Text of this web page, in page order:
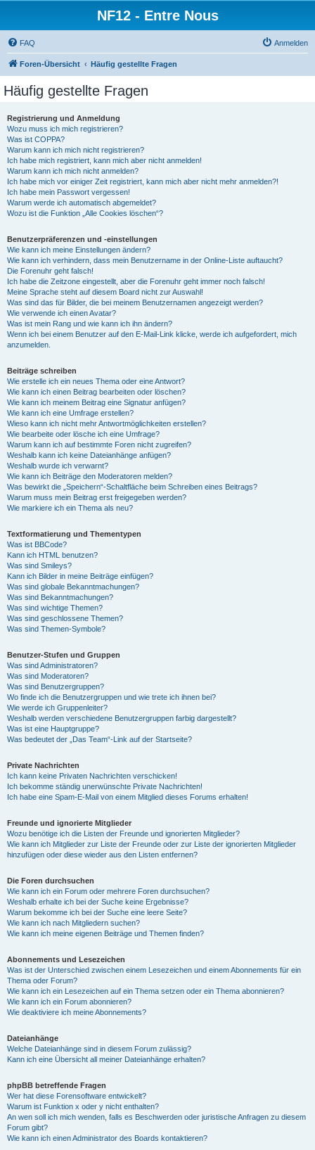
NF12 - Entre Nous
FAQ Anmelden
Foren-Übersicht Häufig gestellte Fragen
Häufig gestellte Fragen
Registrierung und Anmeldung
Wozu muss ich mich registrieren?
Was ist COPPA?
Warum kann ich mich nicht registrieren?
Ich habe mich registriert, kann mich aber nicht anmelden!
Warum kann ich mich nicht anmelden?
Ich habe mich vor einiger Zeit registriert, kann mich aber nicht mehr anmelden?!
Ich habe mein Passwort vergessen!
Warum werde ich automatisch abgemeldet?
Wozu ist die Funktion „Alle Cookies löschen“?
Benutzerpräferenzen und -einstellungen
Wie kann ich meine Einstellungen ändern?
Wie kann ich verhindern, dass mein Benutzername in der Online-Liste auftaucht?
Die Forenuhr geht falsch!
Ich habe die Zeitzone eingestellt, aber die Forenuhr geht immer noch falsch!
Meine Sprache steht auf diesem Board nicht zur Auswahl!
Was sind das für Bilder, die bei meinem Benutzernamen angezeigt werden?
Wie verwende ich einen Avatar?
Was ist mein Rang und wie kann ich ihn ändern?
Wenn ich bei einem Benutzer auf den E-Mail-Link klicke, werde ich aufgefordert, mich
anzumelden.
Beiträge schreiben
Wie erstelle ich ein neues Thema oder eine Antwort?
Wie kann ich einen Beitrag bearbeiten oder löschen?
Wie kann ich meinem Beitrag eine Signatur anfügen?
Wie kann ich eine Umfrage erstellen?
Wieso kann ich nicht mehr Antwortmöglichkeiten erstellen?
Wie bearbeite oder lösche ich eine Umfrage?
Warum kann ich auf bestimmte Foren nicht zugreifen?
Weshalb kann ich keine Dateianhänge anfügen?
Weshalb wurde ich verwarnt?
Wie kann ich Beiträge den Moderatoren melden?
Was bewirkt die „Speichern“-Schaltfläche beim Schreiben eines Beitrags?
Warum muss mein Beitrag erst freigegeben werden?
Wie markiere ich ein Thema als neu?
Textformatierung und Thementypen
Was ist BBCode?
Kann ich HTML benutzen?
Was sind Smileys?
Kann ich Bilder in meine Beiträge einfügen?
Was sind globale Bekanntmachungen?
Was sind Bekanntmachungen?
Was sind wichtige Themen?
Was sind geschlossene Themen?
Was sind Themen-Symbole?
Benutzer-Stufen und Gruppen
Was sind Administratoren?
Was sind Moderatoren?
Was sind Benutzergruppen?
Wo finde ich die Benutzergruppen und wie trete ich ihnen bei?
Wie werde ich Gruppenleiter?
Weshalb werden verschiedene Benutzergruppen farbig dargestellt?
Was ist eine Hauptgruppe?
Was bedeutet der „Das Team“-Link auf der Startseite?
Private Nachrichten
Ich kann keine Privaten Nachrichten verschicken!
Ich bekomme ständig unerwünschte Private Nachrichten!
Ich habe eine Spam-E-Mail von einem Mitglied dieses Forums erhalten!
Freunde und ignorierte Mitglieder
Wozu benötige ich die Listen der Freunde und ignorierten Mitglieder?
Wie kann ich Mitglieder zur Liste der Freunde oder zur Liste der ignorierten Mitglieder
hinzufügen oder diese wieder aus den Listen entfernen?
Die Foren durchsuchen
Wie kann ich ein Forum oder mehrere Foren durchsuchen?
Weshalb erhalte ich bei der Suche keine Ergebnisse?
Warum bekomme ich bei der Suche eine leere Seite?
Wie kann ich nach Mitgliedern suchen?
Wie kann ich meine eigenen Beiträge und Themen finden?
Abonnements und Lesezeichen
Was ist der Unterschied zwischen einem Lesezeichen und einem Abonnements für ein
Thema oder Forum?
Wie kann ich ein Lesezeichen auf ein Thema setzen oder ein Thema abonnieren?
Wie kann ich ein Forum abonnieren?
Wie deaktiviere ich meine Abonnements?
Dateianhänge
Welche Dateianhänge sind in diesem Forum zulässig?
Kann ich eine Übersicht all meiner Dateianhänge erhalten?
phpBB betreffende Fragen
Wer hat diese Forensoftware entwickelt?
Warum ist Funktion x oder y nicht enthalten?
An wen soll ich mich wenden, falls es Beschwerden oder juristische Anfragen zu diesem
Forum gibt?
Wie kann ich einen Administrator des Boards kontaktieren?